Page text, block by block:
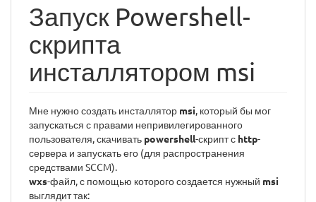
Запуск Powershell-
скрипта
инсталлятором msi
Мне нужно создать инсталлятор msi, который бы мог
запускаться с правами непривилегированного
пользователя, скачивать powershell-скрипт с http-
сервера и запускать его (для распространения
средствами SCCM).
wxs-файл, с помощью которого создается нужный msi
выглядит так: